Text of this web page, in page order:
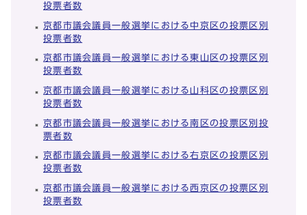
投票者数
京都市議会議員一般選挙における中京区の投票区別
投票者数
京都市議会議員一般選挙における東山区の投票区別
投票者数
京都市議会議員一般選挙における山科区の投票区別
投票者数
京都市議会議員一般選挙における南区の投票区別投
票者数
京都市議会議員一般選挙における右京区の投票区別
投票者数
京都市議会議員一般選挙における西京区の投票区別
投票者数